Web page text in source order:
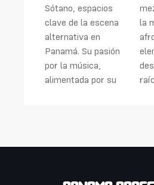
Sótano, espacios
clave de la escena
alternativa en
Panamá. Su pasión
por la música,
alimentada por su
mezclan lo mejor de
la música latina y
afro latina con
elementos de house,
destacando sus